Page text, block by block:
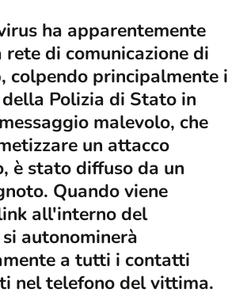
ha apparentemente
di comunicazione di
colpendo principalmente i
Polizia di Stato in
malevolo, che
un attacco
è stato diffuso da un
Quando viene
all'interno del
autonominerà
a tutti i contatti
nel telefono del vittima.